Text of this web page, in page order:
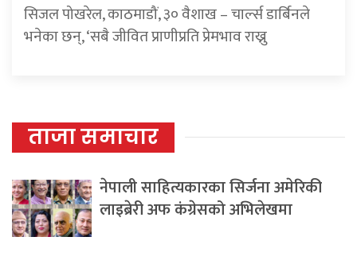
सिजल पोखरेल, काठमाडौं, ३० वैशाख – चार्ल्स डार्बिनले
भनेका छन्, ‘सबै जीवित प्राणीप्रति प्रेमभाव राख्नु
ताजा समाचार
नेपाली साहित्यकारका सिर्जना अमेरिकी
लाइब्रेरी अफ कंग्रेसको अभिलेखमा